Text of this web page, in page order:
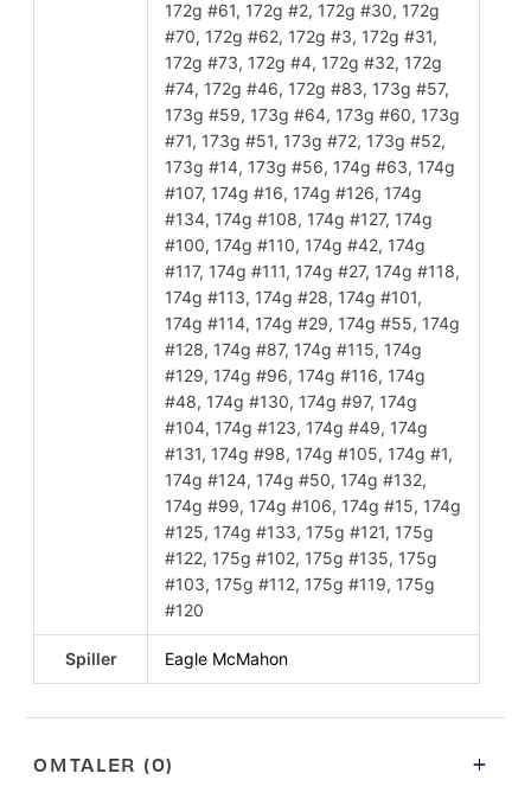
172g #61, 172g #2, 172g #30, 172g
#70, 172g #62, 172g #3, 172g #31,
172g #73, 172g #4, 172g #32, 172g
#74, 172g #46, 172g #83, 173g #57,
173g #59, 173g #64, 173g #60, 173g
#71, 173g #51, 173g #72, 173g #52,
173g #14, 173g #56, 174g #63, 174g
#107, 174g #16, 174g #126, 174g
#134, 174g #108, 174g #127, 174g
#100, 174g #110, 174g #42, 174g
#117, 174g #111, 174g #27, 174g #118,
174g #113, 174g #28, 174g #101,
174g #114, 174g #29, 174g #55, 174g
#128, 174g #87, 174g #115, 174g
#129, 174g #96, 174g #116, 174g
#48, 174g #130, 174g #97, 174g
#104, 174g #123, 174g #49, 174g
#131, 174g #98, 174g #105, 174g #1,
174g #124, 174g #50, 174g #132,
174g #99, 174g #106, 174g #15, 174g
#125, 174g #133, 175g #121, 175g
#122, 175g #102, 175g #135, 175g
#103, 175g #112, 175g #119, 175g
#120
Spiller Eagle McMahon
OMTALER (0)